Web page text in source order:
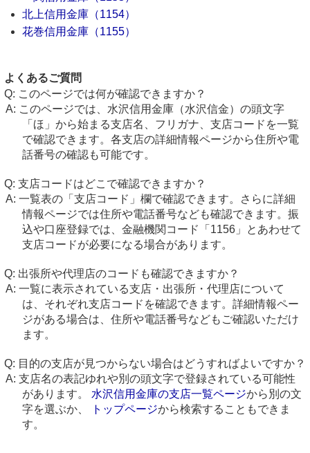
北上信用金庫（1154）
花巻信用金庫（1155）
よくあるご質問
このページでは何が確認できますか？
このページでは、水沢信用金庫（水沢信金）の頭文字
「ほ」から始まる支店名、フリガナ、支店コードを一覧
で確認できます。各支店の詳細情報ページから住所や電
話番号の確認も可能です。
支店コードはどこで確認できますか？
一覧表の「支店コード」欄で確認できます。さらに詳細
情報ページでは住所や電話番号なども確認できます。振
込や口座登録では、金融機関コード「1156」とあわせて
支店コードが必要になる場合があります。
出張所や代理店のコードも確認できますか？
一覧に表示されている支店・出張所・代理店について
は、それぞれ支店コードを確認できます。詳細情報ペー
ジがある場合は、住所や電話番号などもご確認いただけ
ます。
目的の支店が見つからない場合はどうすればよいですか？
支店名の表記ゆれや別の頭文字で登録されている可能性
があります。 水沢信用金庫の支店一覧ページから別の文
字を選ぶか、
トップページから検索することもできま
す。